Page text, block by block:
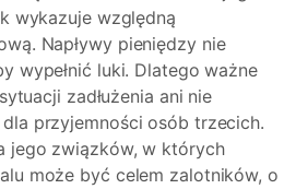
wykazuje względną
Napływy pieniędzy nie
wypełnić luki. Dlatego ważne
zadłużenia ani nie
przyjemności osób trzecich.
jego związków, w których
może być celem zalotników, o